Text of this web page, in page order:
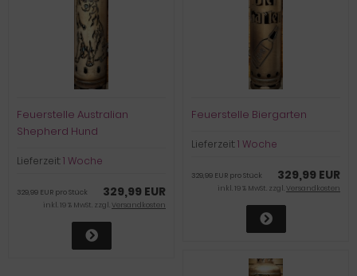
Feuerstelle Australian
Shepherd Hund
Lieferzeit:1 Woche
329,99 EUR
329,99 EUR pro Stück
inkl. 19 % MwSt. zzgl.Versandkosten
Feuerstelle Biergarten
Lieferzeit:1 Woche
329,99 EUR
329,99 EUR pro Stück
inkl. 19 % MwSt. zzgl.Versandkosten